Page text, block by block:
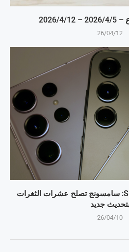
4‏/2026
26/04/12
جالكسي S25، S24، S23: سامسونج تصلح عشرات الثغرات
جديد
26/04/10